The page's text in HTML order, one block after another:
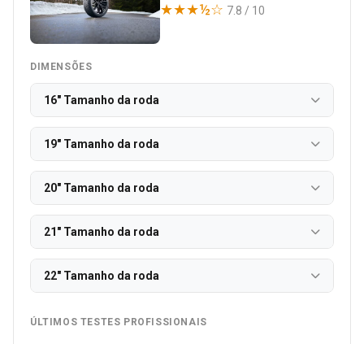
★★★½☆ 7.8 / 10
DIMENSÕES
16" Tamanho da roda
19" Tamanho da roda
20" Tamanho da roda
21" Tamanho da roda
22" Tamanho da roda
ÚLTIMOS TESTES PROFISSIONAIS